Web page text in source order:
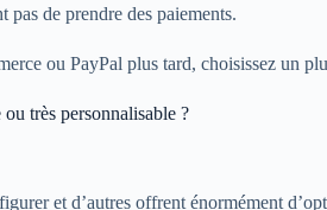
pas de prendre des paiements.
ou PayPal plus tard, choisissez un
très personnalisable ?
et d’autres offrent énormément